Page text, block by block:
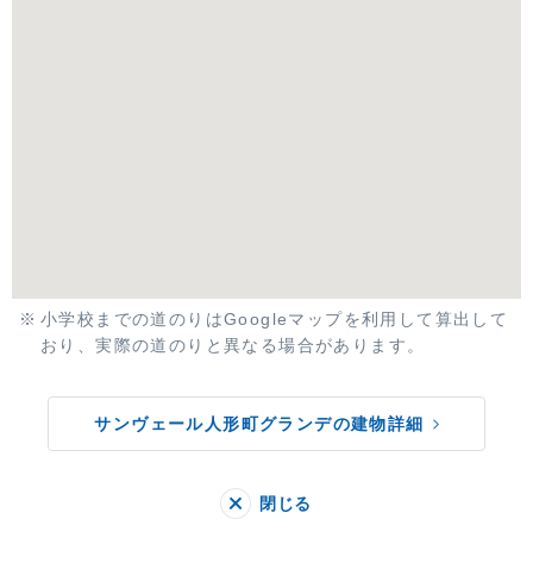
小学校までの道のりはGoogleマップを利用して算出して
おり、実際の道のりと異なる場合があります。
サンヴェール人形町グランデの建物詳細
閉じる